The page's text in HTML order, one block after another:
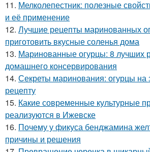
11. Мелколепестник: полезные
и её применение
12. Лучшие рецепты маринованных
приготовить вкусные соленья дома
13. Маринованные огурцы: 8 лучших
домашнего консервирования
14. Секреты маринования: огурцы на
рецепту
15. Какие современные культурные
реализуются в Ижевске
16. Почему у фикуса бенджамина
причины и решения